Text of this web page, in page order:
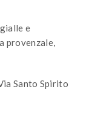
e
provenzale,
Santo Spirito